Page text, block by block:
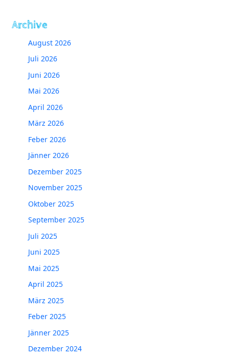
Archive
August 2026
Juli 2026
Juni 2026
Mai 2026
April 2026
März 2026
Feber 2026
Jänner 2026
Dezember 2025
November 2025
Oktober 2025
September 2025
Juli 2025
Juni 2025
Mai 2025
April 2025
März 2025
Feber 2025
Jänner 2025
Dezember 2024